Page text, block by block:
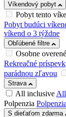
Víkendový pobyt
Pobyt tento
Pobyt budúci
víkend o 3 týždne
Obľúbené filtre
Osobne overené
Rekreačné
parádnou zľavou
Strava
All inclusiveAll
Polpenzia
S dieťaťom zdarma